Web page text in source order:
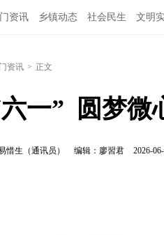
资讯 乡镇动态 社会民生 文明
资讯 > 正文
一”  圆梦
惜生（通讯员） 编辑：廖習君 2026-